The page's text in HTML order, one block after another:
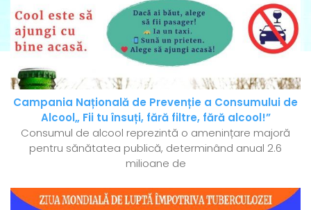
Campania Națională de Prevenție a Consumului de
Alcool„ Fii tu însuți, fără filtre, fără alcool!”
Consumul de alcool reprezintă o amenințare majoră
pentru sănătatea publică, determinând anual 2.6
milioane de